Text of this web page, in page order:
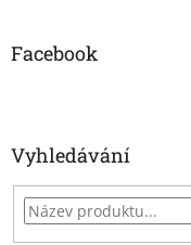
Facebook
Vyhledávání